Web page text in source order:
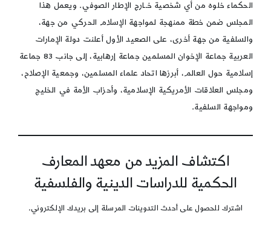
الحكماء خلوه من أي شخصية خــارج الإطار الصوفي. ويعمل هذا
المجلس ضمن خطة ممنهجة لمواجهة الإسلام الحركي من جهة،
والسلفية من جهة أخرى، على الصعيد الأول أعلنت دولة الإمارات
العربية جماعة الإخوان المسلمين جماعة إرهابية، إلى جانب 83 جماعة
إسلامية حول العالم، أبرزها اتحاد علماء المسلمين، وجمعية الإصلاح،
ومجلس العلاقات الأمريكية الإسلامية، وأحزاب الأمة في الخليج
ومواجهة السلفية.
اكتشاف المزيد من معهد المعارف
الحكمية للدراسات الدينية والفلسفية
اشترك للحصول على أحدث التدوينات المرسلة إلى بريدك الإلكتروني.